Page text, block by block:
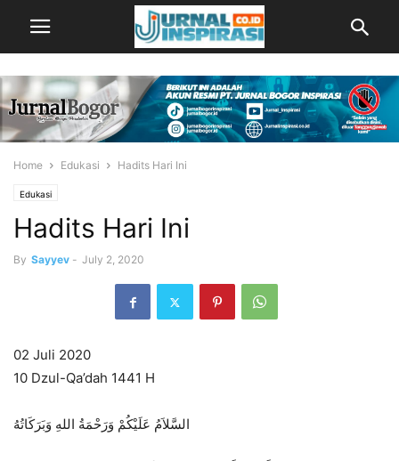
Home Edukasi Hadits Hari Ini
Edukasi
Hadits Hari Ini
By Sayyev - July 2, 2020
02 Juli 2020
10 Dzul-Qa’dah 1441 H
السَّلاَمُ عَلَيْكُمْ وَرَحْمَةُ اللهِ وَبَرَكَاتُهُ